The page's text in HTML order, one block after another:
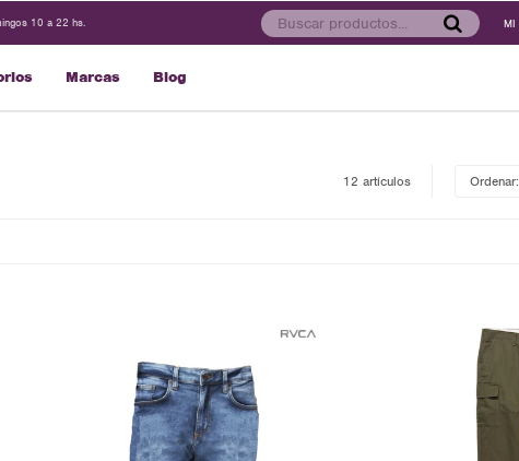
Marcas Blog
10 a 22 hs.
12 artículos